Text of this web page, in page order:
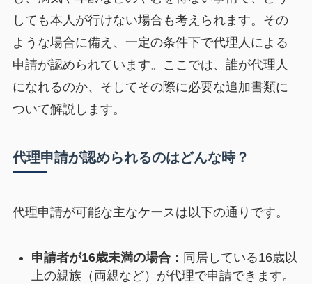
しても本人が行けない場合も考えられます。その
ような場合に備え、一定の条件下で代理人による
申請が認められています。ここでは、誰が代理人
になれるのか、そしてその際に必要な追加書類に
ついて解説します。
代理申請が認められるのはどんな時？
代理申請が可能な主なケースは以下の通りです。
申請者が16歳未満の場合：同居している16歳以
上の親族（両親など）が代理で申請できます。